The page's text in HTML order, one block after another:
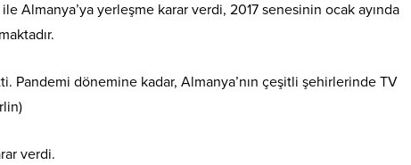
Almanya’ya yerleşme karar verdi, 2017 senesinin ocak ayında
Pandemi dönemine kadar, Almanya’nın çeşitli şehirlerinde TV
verdi.